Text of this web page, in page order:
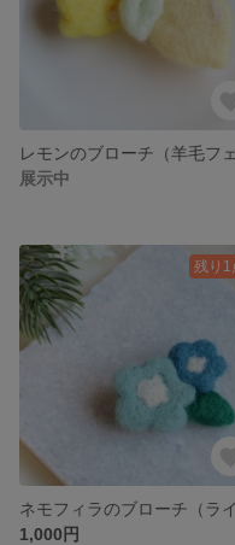
展示中
残り1
1,000円